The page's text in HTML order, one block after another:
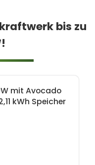
bis zu
mit Avocado
kWh Speicher